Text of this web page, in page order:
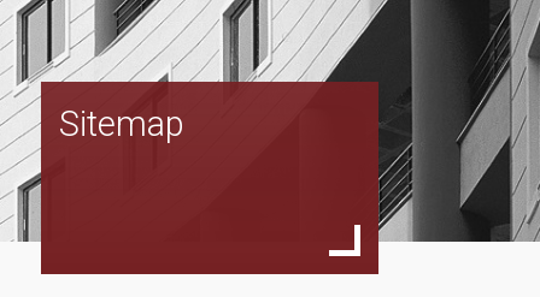
Το Πρόγραμμα
Κανονισμός Σπουδών
Sitemap